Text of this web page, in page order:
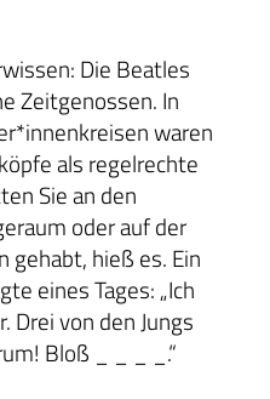
Die Beatles
Zeitgenossen. In
waren
als regelrechte
Sie an den
oder auf der
gehabt, hieß es. Ein
eines Tages: „Ich
Drei von den Jungs
Bloß _ _ _ _.“